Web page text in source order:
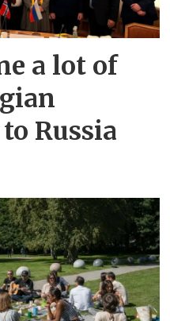
a lot of
Russia